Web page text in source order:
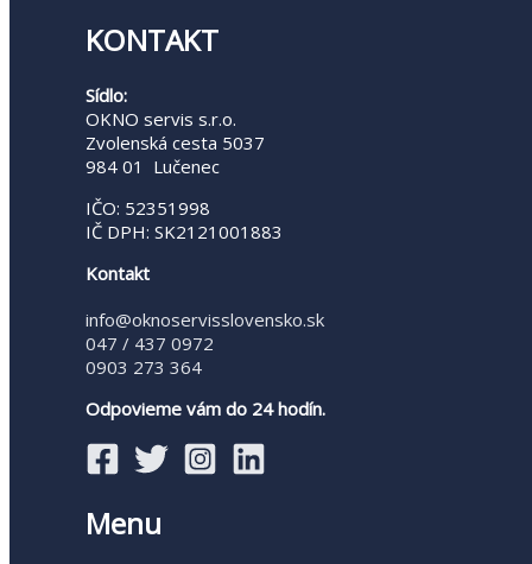
KONTAKT
Sídlo:
OKNO servis s.r.o.
Zvolenská cesta 5037
984 01 Lučenec
IČO: 52351998
IČ DPH: SK2121001883
Kontakt
info@oknoservisslovensko.sk
047 / 437 0972
0903 273 364
Odpovieme vám do 24 hodín.
Menu